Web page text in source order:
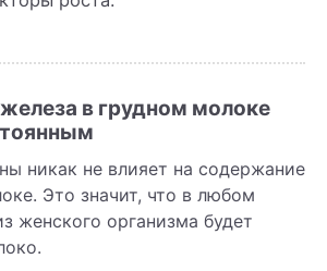
в грудном молоке
никак не влияет на содержание
Это значит, что в любом
женского организма будет